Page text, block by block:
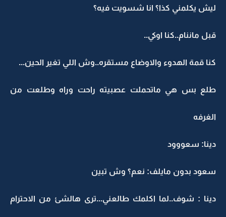
ليش يكلمني كذا؟ انا شسويت فيه؟
قبل ماننام..كنا اوكي..
كنا قمة الهدوء والاوضاع مستقره..وش اللي تغير الحين...
طلع بس هي ماتحملت عصبيته راحت وراه وطلعت من
الغرفه
دينا: سعووود
سعود بدون مايلف: نعم؟ وش تبين
دينا : شوف..لما اكلمك طالعني...ترى هالشئ من الاحترام